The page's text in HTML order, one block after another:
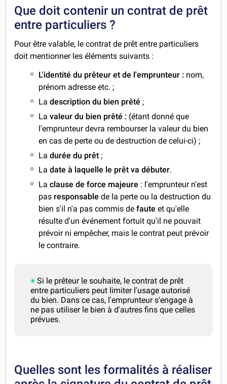
Que doit contenir un contrat de prêt
entre particuliers ?
Pour être valable, le contrat de prêt entre particuliers
doit mentionner les éléments suivants :
L'identité du prêteur et de l'emprunteur : nom,
prénom adresse etc. ;
La description du bien prêté ;
La valeur du bien prêté : (étant donné que
l'emprunteur devra rembourser la valeur du bien
en cas de perte ou de destruction de celui-ci) ;
Ladurée du prêt ;
Ladate à laquelle le prêt va débuter.
Laclause de force majeure : l'emprunteur n'est
pas responsable de la perte ou la destruction du
bien s'il n'a pas commis defaute et qu'elle
résulte d'un événement fortuit qu'il ne pouvait
prévoir ni empêcher, mais le contrat peut prévoir
le contraire.
Si le prêteur le souhaite, le contrat de prêt
entre particuliers peut limiter l'usage autorisé
du bien. Dans ce cas, l'emprunteur s'engage à
ne pas utiliser le bien à d'autres fins que celles
prévues.
Quelles sont les formalités à réaliser